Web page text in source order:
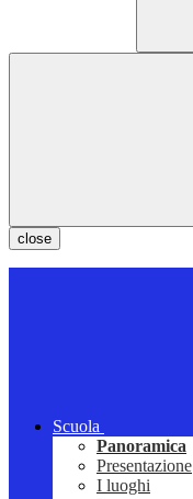
close
Scuola
Panoramica
Presentazione
I luoghi